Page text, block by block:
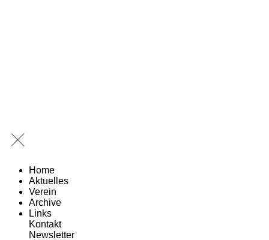
Home
Aktuelles
Verein
Archive
Links
Kontakt
Newsletter